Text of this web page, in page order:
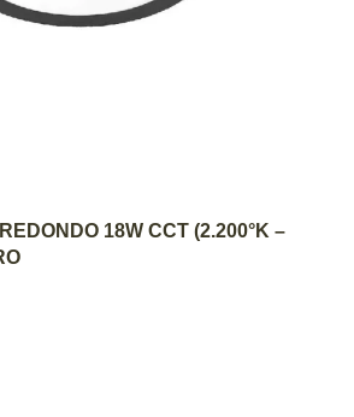
AL CARRITO
18W CCT (2.200°K –